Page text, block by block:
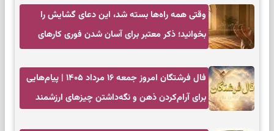
وقتی همه راه‌ها بسته شد، این دعای گشایش را
بخوانید؛ ذکر معتبر برای آسان شدن فوری کارهای
فال فرشتگان امروز جمعه ۱۶ مرداد ۱۴۰۵ | پیام‌هایی
برای آرام‌کردن ذهن و نگه‌داشتن چیزهای ارزشمند